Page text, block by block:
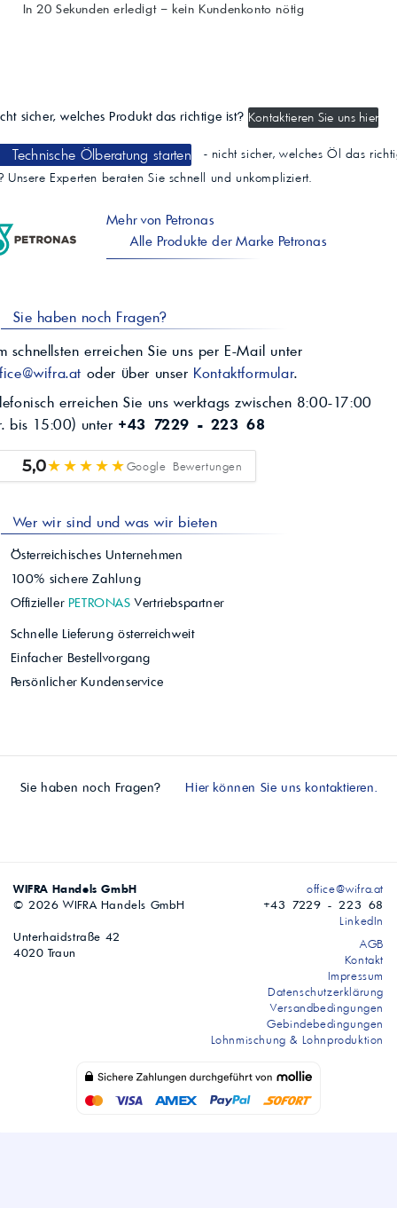
In 20 Sekunden erledigt – kein Kundenkonto nötig
sicher, welches Produkt das richtige ist? Kontaktieren Sie uns hier
Technische Ölberatung starten
- nicht sicher, welches Öl das
Unsere Experten beraten Sie schnell und unkompliziert.
Mehr von Petronas
Alle Produkte der Marke Petronas
Sie haben noch Fragen?
schnellsten erreichen Sie uns per E-Mail unter
oder über unser Kontaktformular.
erreichen Sie uns werktags zwischen 8:00-17:00
bis 15:00) unter +43 7229 - 223 68
5,0★★★★★Google Bewertungen
Wer wir sind und was wir bieten
Österreichisches Unternehmen
100% sichere Zahlung
Offizieller PETRONAS Vertriebspartner
Schnelle Lieferung österreichweit
Einfacher Bestellvorgang
Persönlicher Kundenservice
Sie haben noch Fragen? Hier können Sie uns kontaktieren.
WIFRA Handels GmbH
© 2026 WIFRA Handels GmbH
Unterhaidstraße 42
4020 Traun
office@wifra.at
+43 7229 - 223 68
LinkedIn
AGB
Kontakt
Impressum
Datenschutzerklärung
Versandbedingungen
Gebindebedingungen
Lohnmischung & Lohnproduktion